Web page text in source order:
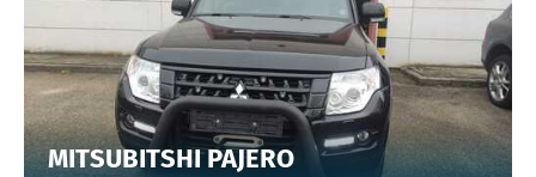
MITSUBITSHI PAJERO